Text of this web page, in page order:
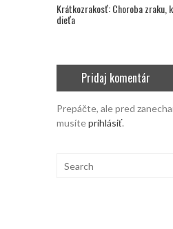
Krátkozrakosť: Choroba zraku,
dieťa
Pridaj komentár
Prepáčte, ale pred
musíteprihlásiť.